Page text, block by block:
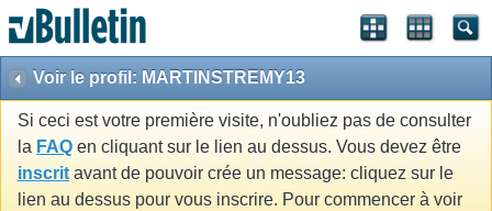
Voir le profil: MARTINSTREMY13
Si ceci est votre première visite, n'oubliez pas de consulter
la FAQ en cliquant sur le lien au dessus. Vous devez être
inscrit avant de pouvoir crée un message: cliquez sur le
lien au dessus pour vous inscrire. Pour commencer à voir